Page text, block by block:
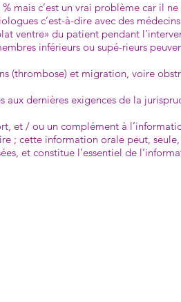
mais c’est un vrai problème car il
c’est-à-dire avec des
ventre» du patient pendant
inférieurs ou supé-rieurs
(thrombose) et migration, voire
aux dernières exigences de la
et / ou un complément à
; cette information orale peut,
et constitue l’essentiel de